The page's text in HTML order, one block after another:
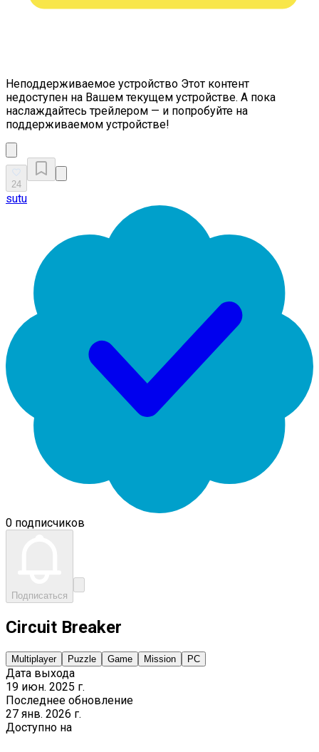
Неподдерживаемое устройство Этот контент
недоступен на Вашем текущем устройстве. А пока
наслаждайтесь трейлером — и попробуйте на
поддерживаемом устройстве!
24
sutu
0 подписчиков
Подписаться
Circuit Breaker
Multiplayer Puzzle Game Mission PC
Дата выхода
19 июн. 2025 г.
Последнее обновление
27 янв. 2026 г.
Доступно на